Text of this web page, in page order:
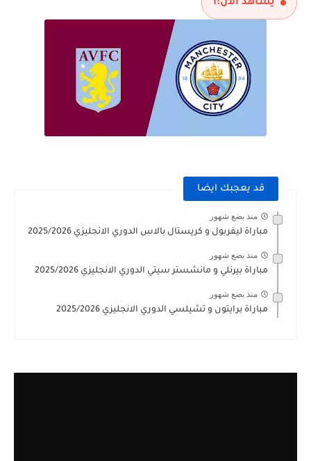
يشاهد الآن:1
قد يعجبك ايضا
منذ بضع شهور
مباراة ليفربول و كريستال بالاس الدوري الانجليزي 2025/2026
منذ بضع شهور
مباراة بيرنلي و مانشستر سيتي الدوري الانجليزي 2025/2026
منذ بضع شهور
مباراة برايتون و تشيلسي الدوري الانجليزي 2025/2026